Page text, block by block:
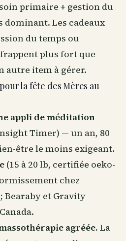
primaire + gestion du
dominant. Les cadeaux
du temps ou
plus fort que
autre item à gérer.
la fête des Mères au
appli de méditation
Timer) — un an, 80
être le moins exigeant.
(15 à 20 lb, certifiée oeko-
chez
Bearaby et Gravity
.
agréée.La